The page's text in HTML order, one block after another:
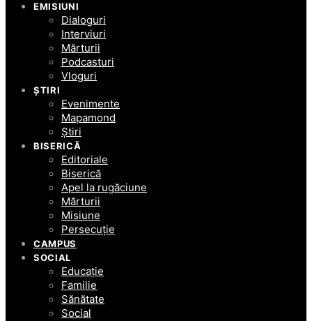
EMISIUNI
Dialoguri
Interviuri
Mărturii
Podcasturi
Vloguri
ȘTIRI
Evenimente
Mapamond
Știri
BISERICĂ
Editoriale
Biserică
Apel la rugăciune
Mărturii
Misiune
Persecuție
CAMPUS
SOCIAL
Educație
Familie
Sănătate
Social